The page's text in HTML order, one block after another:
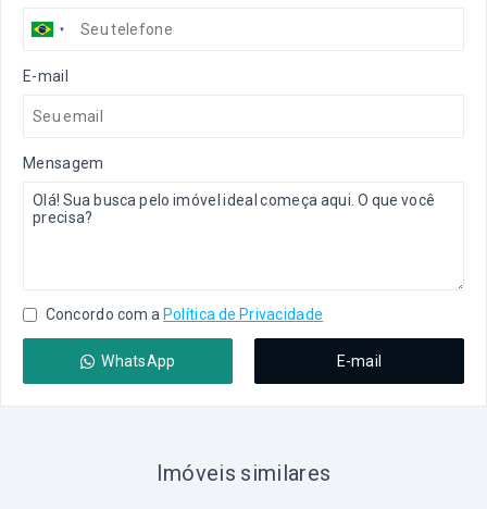
E-mail
Mensagem
Concordo com a Política de Privacidade
WhatsApp E-mail
Imóveis similares